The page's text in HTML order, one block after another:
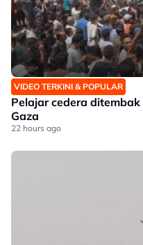
VIDEO TERKINI & POPULAR
Pelajar cedera
Gaza
22 hours ago